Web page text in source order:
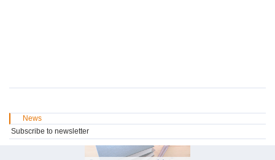
News
Subscribe to newsletter